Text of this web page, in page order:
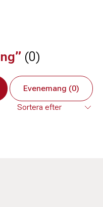
(0)
Evenemang (0)